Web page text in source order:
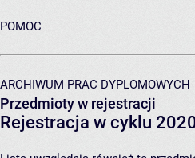
POMOC
ARCHIWUM PRAC DYPLOMOWYCH
Przedmioty w rejestracji
Rejestracja w cyklu